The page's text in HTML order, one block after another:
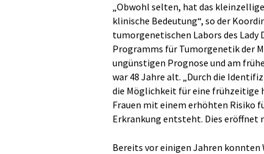
„Obwohl selten, hat das
klinische Bedeutung“, so der
tumorgenetischen Labors des Lady
Programms für Tumorgenetik der
ungünstigen Prognose und am
war 48 Jahre alt. „Durch die
die Möglichkeit für eine frühzeitige
Frauen mit einem erhöhten Risiko
Erkrankung entsteht. Dies eröffnet
Bereits vor einigen Jahren